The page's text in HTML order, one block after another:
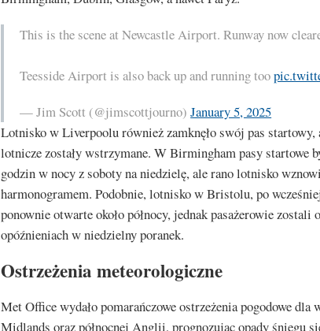
This is the scene at Newcastle Airport. Runway now
Teesside Airport is also back up and running too
— Jim Scott (@jimscottjourno)January 5, 2025
Lotnisko w Liverpoolu również zamknęło swój pas startowy,
lotnicze zostały wstrzymane. W Birmingham pasy startowe
godzin w nocy z soboty na niedzielę, ale rano lotnisko
harmonogramem. Podobnie, lotnisko w Bristolu, po
ponownie otwarte około północy, jednak pasażerowie
opóźnieniach w niedzielny poranek.
Ostrzeżenia meteorologiczne
Met Office wydało pomarańczowe ostrzeżenia pogodowe
Midlands oraz północnej Anglii, prognozując opady śniegu